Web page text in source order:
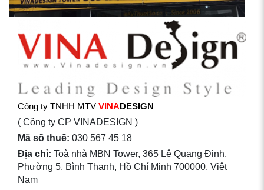
Công ty TNHH MTV VINADESIGN
( Công ty CP VINADESIGN )
Mã số thuế: 030 567 45 18
Địa chỉ: Toà nhà MBN Tower, 365 Lê Quang Định,
Phường 5, Bình Thạnh, Hồ Chí Minh 700000, Việt
Nam